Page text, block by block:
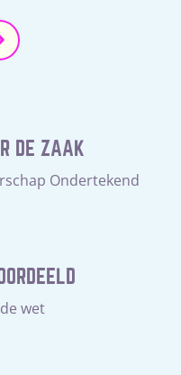
DE ZAAK
Ondertekend
wet